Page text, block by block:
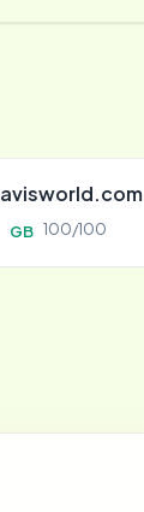
avisworld.com
GB 100/100